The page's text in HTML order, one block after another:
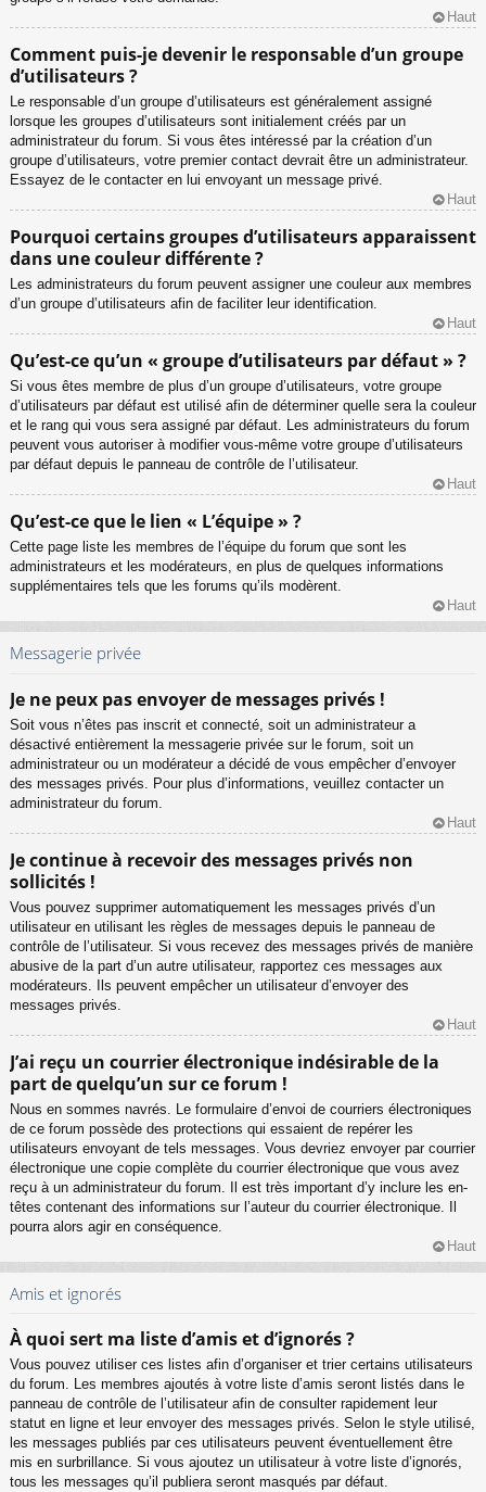
Haut
Comment puis-je devenir le responsable d’un groupe
d’utilisateurs ?
Le responsable d’un groupe d’utilisateurs est généralement assigné
lorsque les groupes d’utilisateurs sont initialement créés par un
administrateur du forum. Si vous êtes intéressé par la création d’un
groupe d’utilisateurs, votre premier contact devrait être un administrateur.
Essayez de le contacter en lui envoyant un message privé.
Haut
Pourquoi certains groupes d’utilisateurs apparaissent
dans une couleur différente ?
Les administrateurs du forum peuvent assigner une couleur aux membres
d’un groupe d’utilisateurs afin de faciliter leur identification.
Haut
Qu’est-ce qu’un « groupe d’utilisateurs par défaut » ?
Si vous êtes membre de plus d’un groupe d’utilisateurs, votre groupe
d’utilisateurs par défaut est utilisé afin de déterminer quelle sera la couleur
et le rang qui vous sera assigné par défaut. Les administrateurs du forum
peuvent vous autoriser à modifier vous-même votre groupe d’utilisateurs
par défaut depuis le panneau de contrôle de l’utilisateur.
Haut
Qu’est-ce que le lien « L’équipe » ?
Cette page liste les membres de l’équipe du forum que sont les
administrateurs et les modérateurs, en plus de quelques informations
supplémentaires tels que les forums qu’ils modèrent.
Haut
Messagerie privée
Je ne peux pas envoyer de messages privés !
Soit vous n’êtes pas inscrit et connecté, soit un administrateur a
désactivé entièrement la messagerie privée sur le forum, soit un
administrateur ou un modérateur a décidé de vous empêcher d’envoyer
des messages privés. Pour plus d’informations, veuillez contacter un
administrateur du forum.
Haut
Je continue à recevoir des messages privés non
sollicités !
Vous pouvez supprimer automatiquement les messages privés d’un
utilisateur en utilisant les règles de messages depuis le panneau de
contrôle de l’utilisateur. Si vous recevez des messages privés de manière
abusive de la part d’un autre utilisateur, rapportez ces messages aux
modérateurs. Ils peuvent empêcher un utilisateur d’envoyer des
messages privés.
Haut
J’ai reçu un courrier électronique indésirable de la
part de quelqu’un sur ce forum !
Nous en sommes navrés. Le formulaire d’envoi de courriers électroniques
de ce forum possède des protections qui essaient de repérer les
utilisateurs envoyant de tels messages. Vous devriez envoyer par courrier
électronique une copie complète du courrier électronique que vous avez
reçu à un administrateur du forum. Il est très important d’y inclure les en-
têtes contenant des informations sur l’auteur du courrier électronique. Il
pourra alors agir en conséquence.
Haut
Amis et ignorés
À quoi sert ma liste d’amis et d’ignorés ?
Vous pouvez utiliser ces listes afin d’organiser et trier certains utilisateurs
du forum. Les membres ajoutés à votre liste d’amis seront listés dans le
panneau de contrôle de l’utilisateur afin de consulter rapidement leur
statut en ligne et leur envoyer des messages privés. Selon le style utilisé,
les messages publiés par ces utilisateurs peuvent éventuellement être
mis en surbrillance. Si vous ajoutez un utilisateur à votre liste d’ignorés,
tous les messages qu’il publiera seront masqués par défaut.